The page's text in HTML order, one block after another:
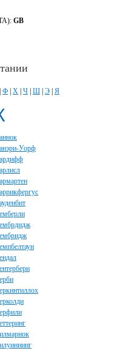
GB
Ф Х Ч Ш Э Я
Уорф